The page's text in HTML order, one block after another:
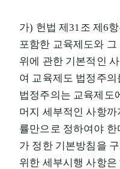
가) 헌법 제31조 제6
포함한 교육제도와
위에 관한 기본적인
여 교육제도 법정주
법정주의는 교육제도
머지 세부적인 사항
률만으로 정하여야
가 정한 기본방침을
위한 세부시행 사항